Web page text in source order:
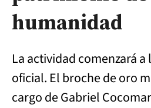
humanidad
La actividad comenzará a
oficial. El broche de oro
cargo de Gabriel